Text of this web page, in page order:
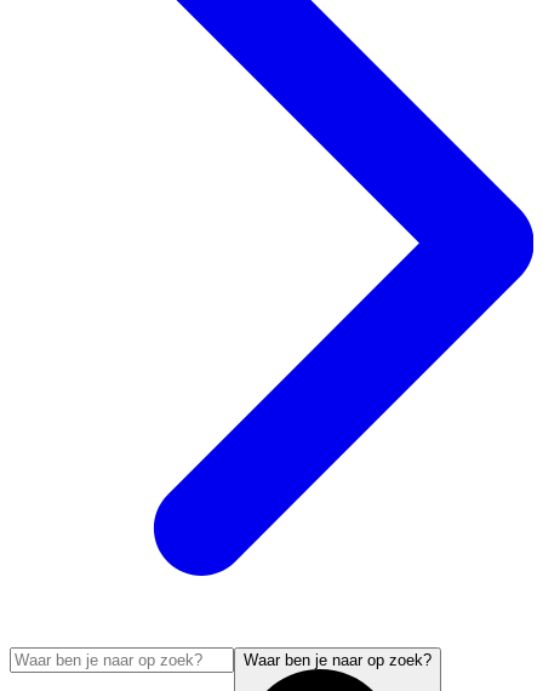
Waar ben je naar op zoek?